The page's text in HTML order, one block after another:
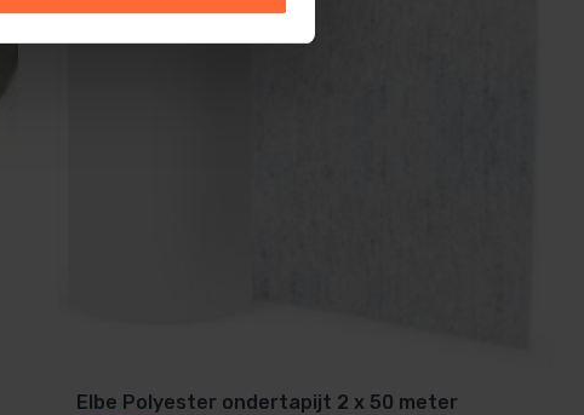
Elbe Polyester ondertapijt 2 x 50 meter